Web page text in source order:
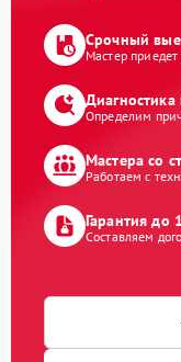
Срочный
Мастер
Диагностика
Определим
Мастера со
Работаем с
Гарантия до
Составляем